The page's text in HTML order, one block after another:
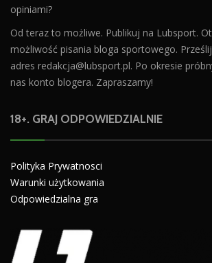
opiniami?
Od teraz to możliwe. Publikuj na Lubsport.
możliwość pisania bloga sportowego.
adres redakcja@lubsport.pl. Po okresie
nas konto blogera. Zapraszamy!
18+. GRAJ ODPOWIEDZIALNIE
Polityka Prywatnosci
Warunki użytkowania
Odpowiedzialna gra